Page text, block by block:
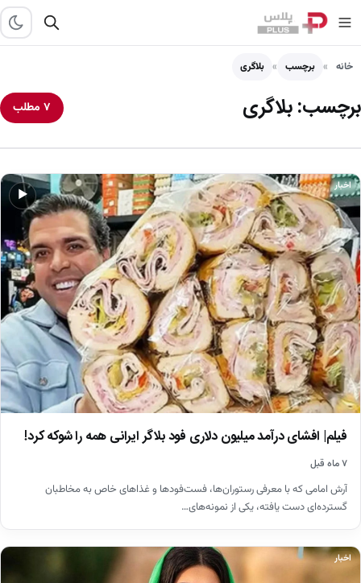
خانه برچسب بلاگری
برچسب:بلاگری ۷ مطلب
▶
اخبار
فیلم| افشای درآمد میلیون دلاری فود بلاگر ایرانی همه را شوکه کرد!
۷ ماه قبل
آرش امامی که با معرفی رستوران‌ها، فست‌فودها و غذاهای خاص به مخاطبان
گسترده‌ای دست یافته، یکی از نمونه‌های…
اخبار